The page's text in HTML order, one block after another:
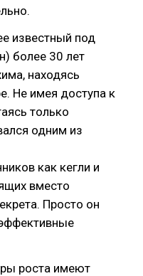
известный под
более 30 лет
находясь
Не имея доступа к
только
одним из
как кегли и
вместо
Просто он
роста имеют